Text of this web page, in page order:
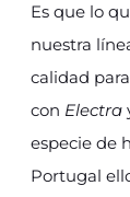
Es que lo
nuestra
calidad
con Electra
especie de
Portugal